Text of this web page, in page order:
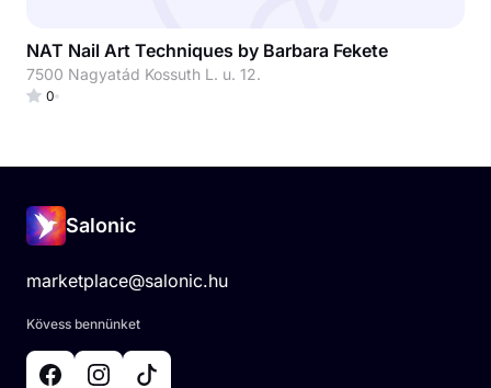
NAT Nail Art Techniques by Barbara Fekete
7500 Nagyatád Kossuth L. u. 12.
0
Salonic
marketplace@salonic.hu
Kövess bennünket